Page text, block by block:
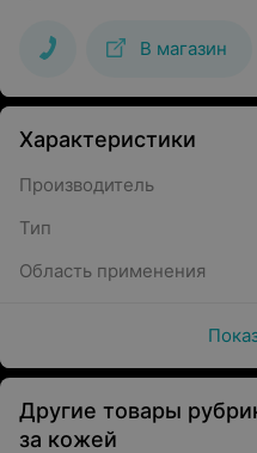
В магазин
Характеристики
Производитель
Тип
Область применения
Другие товары
за кожей